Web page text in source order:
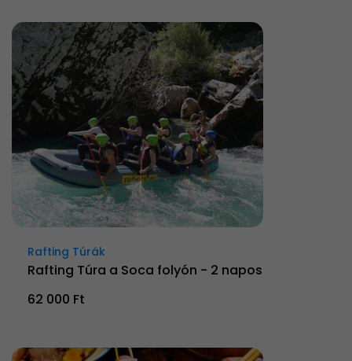
Rafting Túrák
Rafting Túra a Soca folyón - 2 napos
62 000 Ft